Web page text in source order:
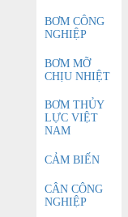
BƠM CÔNG
NGHIỆP
BƠM MỠ
CHỊU NHIỆT
BƠM THỦY
LỰC VIỆT
NAM
CẢM BIẾN
CÂN CÔNG
NGHIỆP